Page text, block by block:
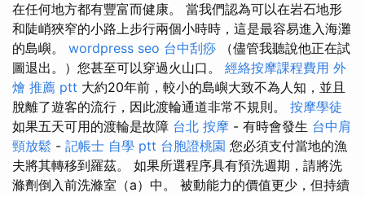
在任何地方都有豐富而健康。 當我們認為可以在岩石地形
和陡峭狹窄的小路上步行兩個小時時，這是最容易進入海灘
的島嶼。 wordpress seo 台中刮痧 （儘管我聽說他正在試
圖退出。）您甚至可以穿過火山口。 經絡按摩課程費用 外
燴 推薦 ptt 大約20年前，較小的島嶼大致不為人知，並且
脫離了遊客的流行，因此渡輪通道非常不規則。 按摩學徒
如果五天可用的渡輪是故障 台北 按摩 - 有時會發生 台中肩
頸放鬆 - 記帳士 自學 ptt 台胞證桃園 您必須支付當地的漁
夫將其轉移到羅茲。 如果所選程序具有預洗週期，請將洗
滌劑倒入前洗滌室（a）中。 被動能力的價值更少，但持續